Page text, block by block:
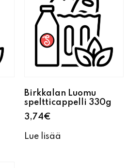
Birkkalan Luomu
speltticappelli 330g
3,74€
Lue lisää